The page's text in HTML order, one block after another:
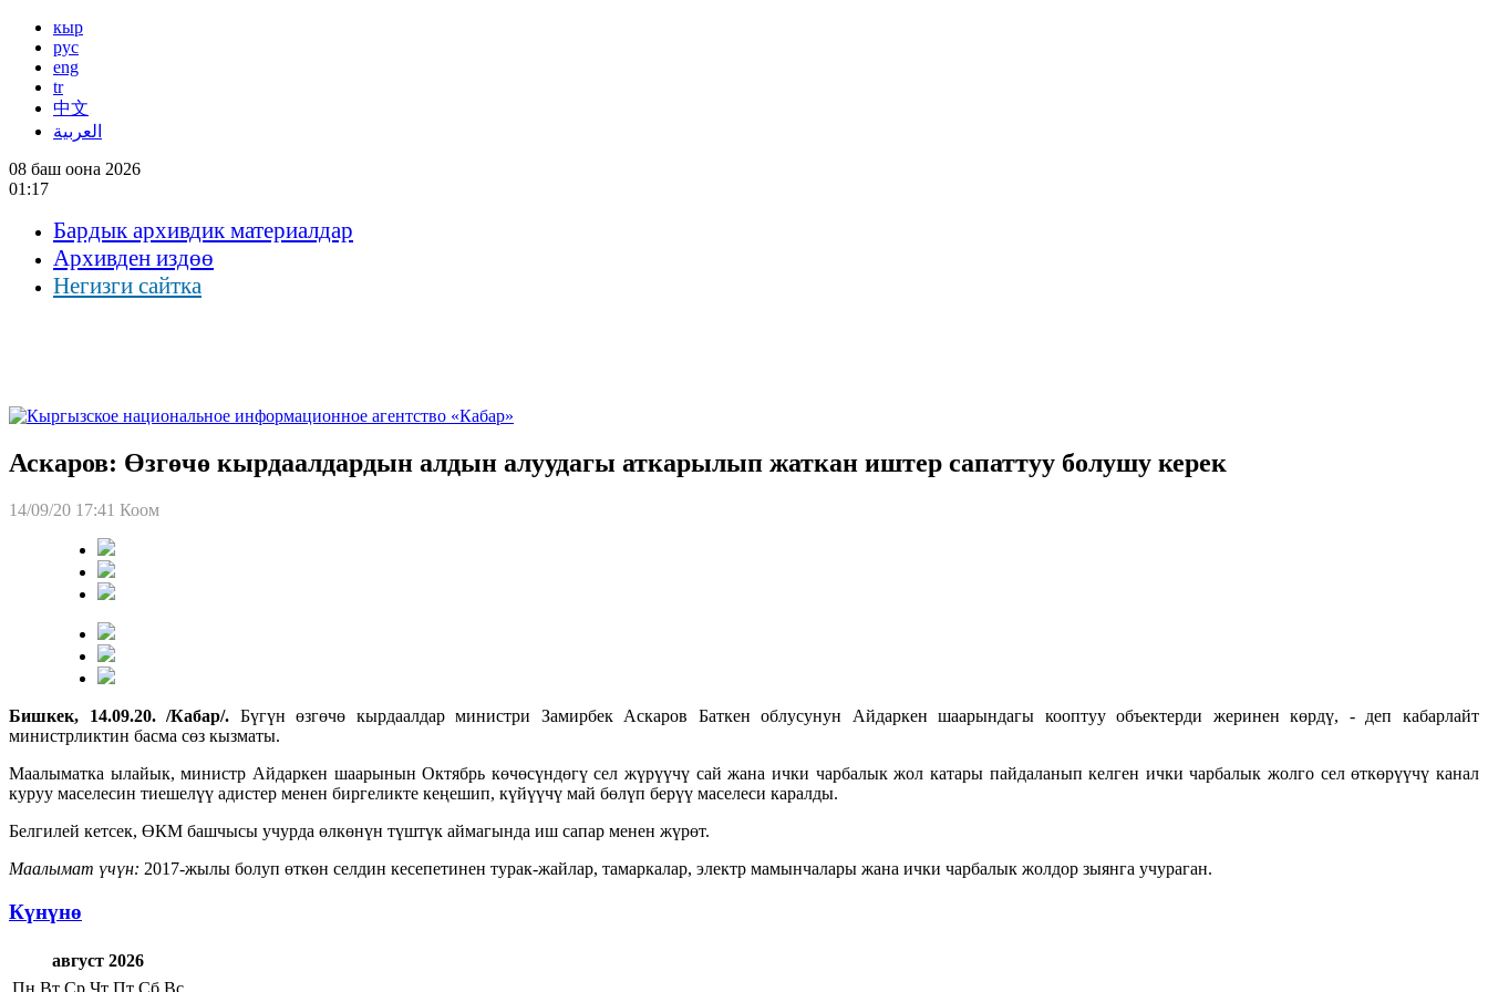
кыр
рус
eng
tr
中文
العربية
08 баш оона 2026
01:17
Бардык архивдик материалдар
Архивден издөө
Негизги сайтка
Аскаров: Өзгөчө кырдаалдардын алдын алуудагы аткарылып жаткан иштер сапаттуу болушу керек
14/09/20 17:41 Коом
Бишкек, 14.09.20. /Кабар/. Бүгүн өзгөчө кырдаалдар министри Замирбек Аскаров Баткен облусунун Айдаркен шаарындагы кооптуу объектерди жеринен көрдү, - деп кабарлайт
министрликтин басма сөз кызматы.
Маалыматка ылайык, министр Айдаркен шаарынын Октябрь көчөсүндөгү сел жүрүүчү сай жана ички чарбалык жол катары пайдаланып келген ички чарбалык жолго сел өткөрүүчү канал
куруу маселесин тиешелүү адистер менен биргеликте кеңешип, күйүүчү май бөлүп берүү маселеси каралды.
Белгилей кетсек, ӨКМ башчысы учурда өлкөнүн түштүк аймагында иш сапар менен жүрөт.
Маалымат үчүн: 2017-жылы болуп өткөн селдин кесепетинен турак-жайлар, тамаркалар, электр мамынчалары жана ички чарбалык жолдор зыянга учураган.
Күнүнө
август 2026